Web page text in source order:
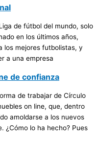
de fútbol del mundo, solo
en los últimos años,
los mejores futbolistas, y
a una empresa
de confianza
de trabajar de Círculo
on line, que, dentro
amoldarse a los nuevos
¿Cómo lo ha hecho? Pues